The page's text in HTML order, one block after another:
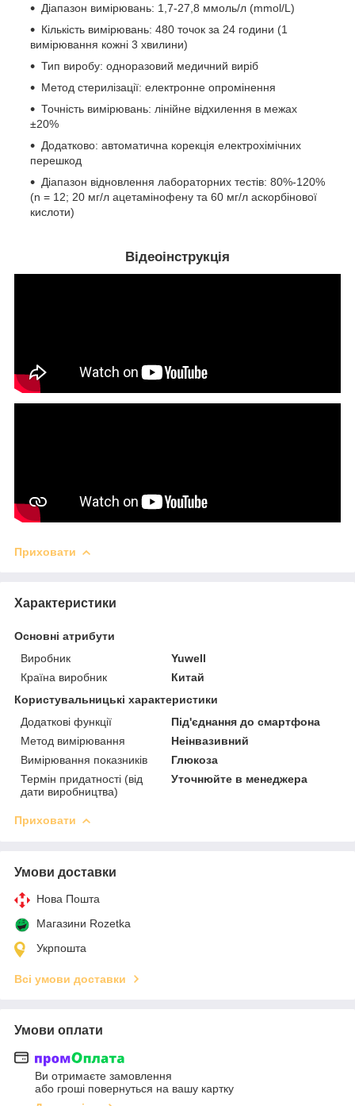
Діапазон вимірювань: 1,7-27,8 ммоль/л (mmol/L)
Кількість вимірювань: 480 точок за 24 години (1
вимірювання кожні 3 хвилини)
Тип виробу: одноразовий медичний виріб
Метод стерилізації: електронне опромінення
Точність вимірювань: лінійне відхилення в межах
±20%
Додатково: автоматична корекція електрохімічних
перешкод
Діапазон відновлення лабораторних тестів: 80%-120%
(n = 12; 20 мг/л ацетамінофену та 60 мг/л аскорбінової
кислоти)
Відеоінструкція
Приховати
Характеристики
Основні атрибути
Виробник
Yuwell
Країна виробник
Китай
Користувальницькі характеристики
Додаткові функції
Під'єднання до смартфона
Метод вимірювання
Неінвазивний
Вимірювання показників
Глюкоза
Термін придатності (від
дати виробництва)
Уточнюйте в менеджера
Приховати
Умови доставки
Нова Пошта
Магазини Rozetka
Укрпошта
Всі умови доставки
Умови оплати
Ви отримаєте замовлення
або гроші повернуться на вашу картку